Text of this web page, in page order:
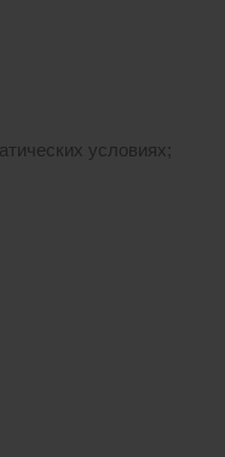
условиях;